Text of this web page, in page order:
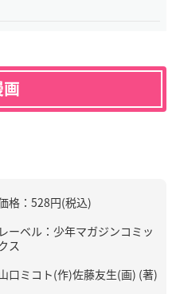
画
格：528円(税込)
レーベル：少年マガジンコミッ
ス
口ミコト(作)佐藤友生(画) (著)